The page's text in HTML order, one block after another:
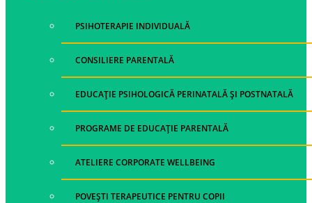
PSIHOTERAPIE INDIVIDUALĂ
CONSILIERE PARENTALĂ
EDUCAȚIE PSIHOLOGICĂ PERINATALĂ ȘI POSTNATALĂ
PROGRAME DE EDUCAȚIE PARENTALĂ
ATELIERE CORPORATE WELLBEING
POVEȘTI TERAPEUTICE PENTRU COPII